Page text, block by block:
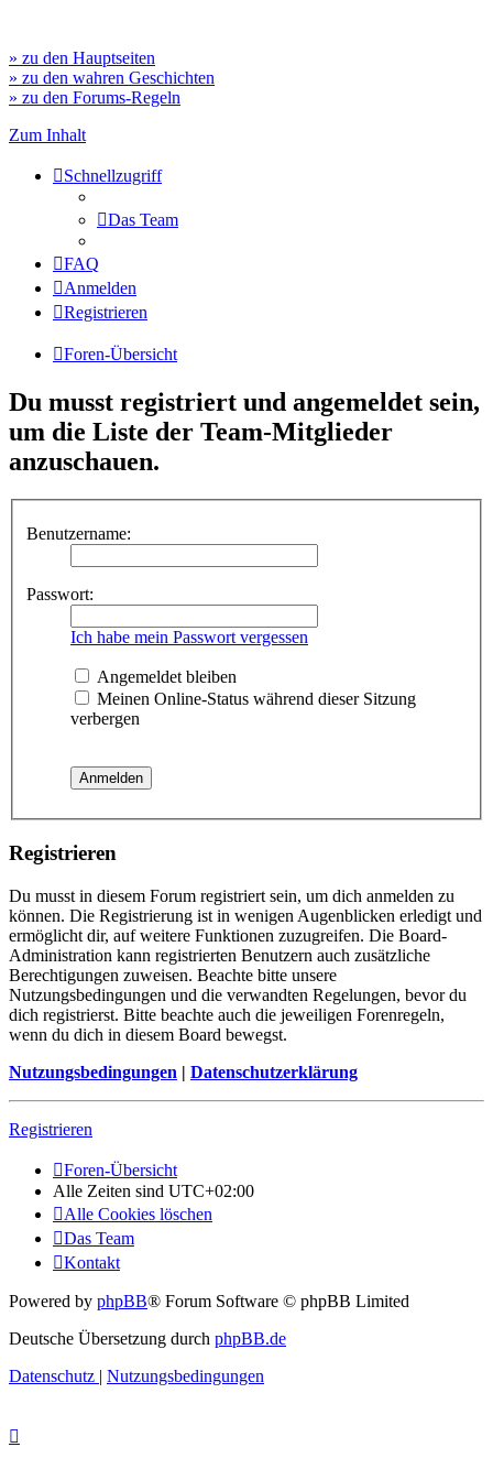
» zu den Hauptseiten
» zu den wahren Geschichten
» zu den Forums-Regeln
Zum Inhalt
Schnellzugriff
Das Team
FAQ
Anmelden
Registrieren
Foren-Übersicht
Du musst registriert und angemeldet sein,
um die Liste der Team-Mitglieder
anzuschauen.
Benutzername:
Passwort:
Ich habe mein Passwort vergessen
Angemeldet bleiben
Meinen Online-Status während dieser Sitzung
verbergen
Registrieren
Du musst in diesem Forum registriert sein, um dich anmelden zu
können. Die Registrierung ist in wenigen Augenblicken erledigt und
ermöglicht dir, auf weitere Funktionen zuzugreifen. Die Board-
Administration kann registrierten Benutzern auch zusätzliche
Berechtigungen zuweisen. Beachte bitte unsere
Nutzungsbedingungen und die verwandten Regelungen, bevor du
dich registrierst. Bitte beachte auch die jeweiligen Forenregeln,
wenn du dich in diesem Board bewegst.
Nutzungsbedingungen | Datenschutzerklärung
Registrieren
Foren-Übersicht
Alle Zeiten sind UTC+02:00
Alle Cookies löschen
Das Team
Kontakt
Powered by phpBB® Forum Software © phpBB Limited
Deutsche Übersetzung durch phpBB.de
Datenschutz | Nutzungsbedingungen